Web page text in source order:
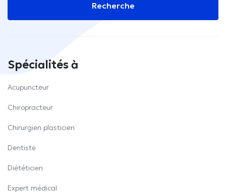
Recherche
Spécialités à
Acupuncteur
Chiropracteur
Chirurgien plasticien
Dentiste
Diététicien
Expert médical